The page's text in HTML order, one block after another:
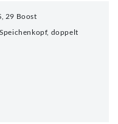
29 Boost
doppelt